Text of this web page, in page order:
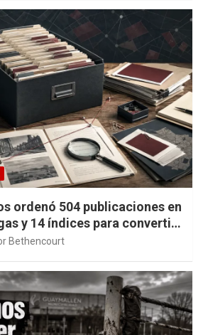
ordenó 504 publicaciones en
y 14 índices para convertir
en memoria pública
Bethencourt